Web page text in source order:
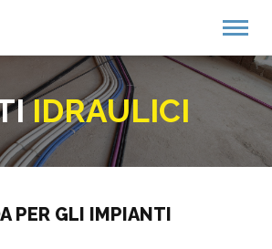
IDRAULICI
PER GLI IMPIANTI